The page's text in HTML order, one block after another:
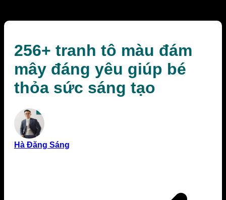
256+ tranh tô màu đám
mây đáng yêu giúp bé
thỏa sức sáng tạo
Hà Đăng Sáng